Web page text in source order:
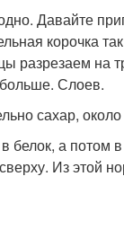
Давайте
корочка
разрезаем на
Слоев.
сахар, около
а потом
Из этой